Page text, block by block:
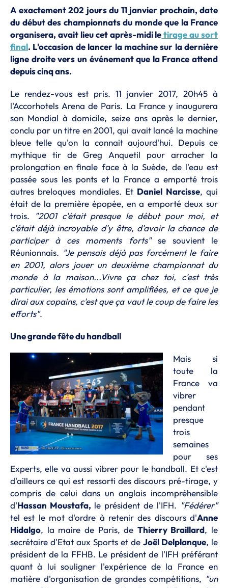
A exactement 202 jours du 11 janvier prochain, date
du début des championnats du monde que la France
organisera, avait lieu cet après-midi letirage au sort
final. L'occasion de lancer la machine sur la dernière
ligne droite vers un événement que la France attend
depuis cinq ans.
Le rendez-vous est pris. 11 janvier 2017, 20h45 à
l'Accorhotels Arena de Paris. La France y inaugurera
son Mondial à domicile, seize ans après le dernier,
conclu par un titre en 2001, qui avait lancé la machine
bleue telle qu'on la connait aujourd'hui. Depuis ce
mythique tir de Greg Anquetil pour arracher la
prolongation en finale face à la Suède, de l'eau est
passée sous les ponts et la France a emporté trois
autres breloques mondiales. Et Daniel Narcisse, qui
était de la première épopée, en a emporté deux sur
trois. "2001 c'était presque le début pour moi, et
c'était déjà incroyable d'y être, d'avoir la chance de
participer à ces moments forts"se souvient le
Réunionnais. "Je pensais déjà pas forcément le faire
en 2001, alors jouer un deuxième championnat du
monde à la maison...Vivre ça chez toi, c'est très
particulier, les émotions sont amplifiées, et ce que je
dirai aux copains, c'est que ça vaut le coup de faire les
efforts".
Une grande fête du handball
Mais si
toute la
France va
vibrer
pendant
presque
trois
semaines
pour ses
Experts, elle va aussi vibrer pour le handball. Et c'est
d'ailleurs ce qui est ressorti des discours pré-tirage, y
compris de celui dans un anglais incompréhensible
d'Hassan Moustafa, le président de l'IFH. "Fédérer"
tel est le mot d'ordre à retenir des discours d'Anne
Hidalgo, la maire de Paris, de Thierry Braillard, le
secrétaire d'Etat aux Sports et de Joël Delplanque, le
président de la FFHB. Le président de l'IFH préférant
quant à lui souligner l'expérience de la France en
matière d'organisation de grandes compétitions, "un